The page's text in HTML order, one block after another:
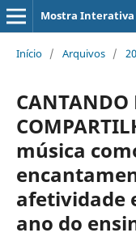
Início / Arquivos /
CANTANDO
música
afetividade
ano do